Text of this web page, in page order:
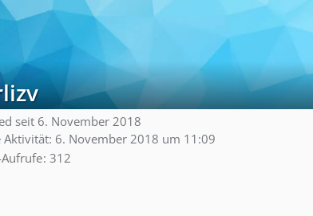
seit 6. November 2018
Aktivität: 6. November 2018 um 11:09
312